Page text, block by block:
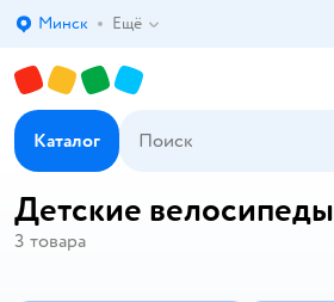
Выбор адреса доставки.
Минск Ещё
Каталог
Детские велосипеды
3 товара